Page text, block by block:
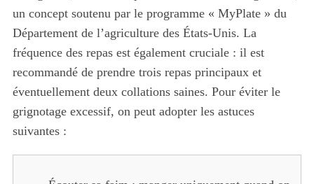
un concept soutenu par le programme « MyPlate » du
Département de l’agriculture des États-Unis. La
fréquence des repas est également cruciale : il est
recommandé de prendre trois repas principaux et
éventuellement deux collations saines. Pour éviter le
grignotage excessif, on peut adopter les astuces
suivantes :